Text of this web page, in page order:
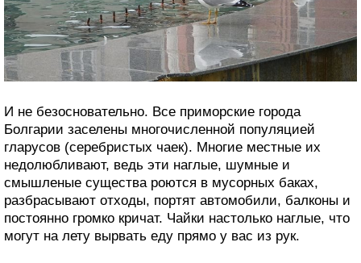
И не безосновательно. Все приморские города
Болгарии заселены многочисленной популяцией
гларусов (серебристых чаек). Многие местные их
недолюбливают, ведь эти наглые, шумные и
смышленые существа роются в мусорных баках,
разбрасывают отходы, портят автомобили, балконы и
постоянно громко кричат. Чайки настолько наглые, что
могут на лету вырвать еду прямо у вас из рук.